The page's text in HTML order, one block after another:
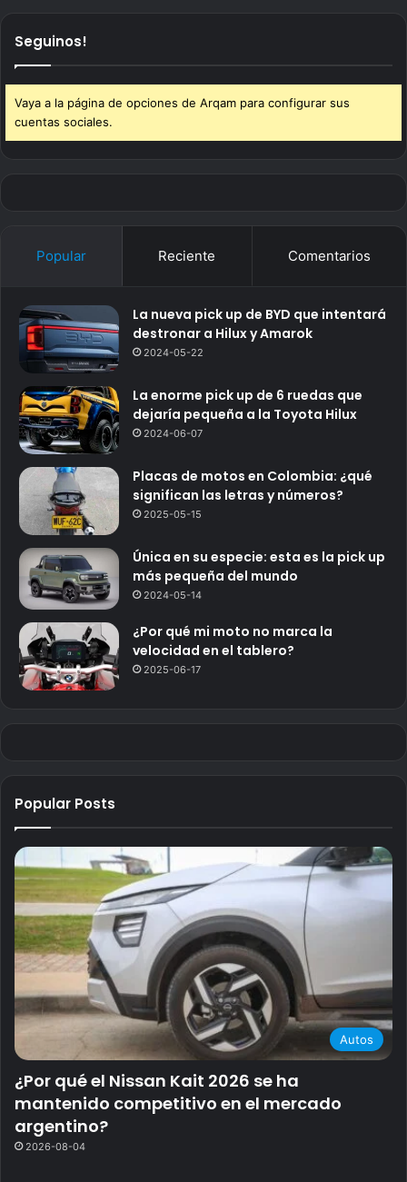
Seguinos!
Vaya a la página de opciones de Arqam para configurar sus
cuentas sociales.
Popular Reciente Comentarios
La nueva pick up de BYD que intentará
destronar a Hilux y Amarok
2024-05-22
La enorme pick up de 6 ruedas que
dejaría pequeña a la Toyota Hilux
2024-06-07
Placas de motos en Colombia: ¿qué
significan las letras y números?
2025-05-15
Única en su especie: esta es la pick up
más pequeña del mundo
2024-05-14
¿Por qué mi moto no marca la
velocidad en el tablero?
2025-06-17
Popular Posts
Autos
¿Por qué el Nissan Kait 2026 se ha
mantenido competitivo en el mercado
argentino?
2026-08-04